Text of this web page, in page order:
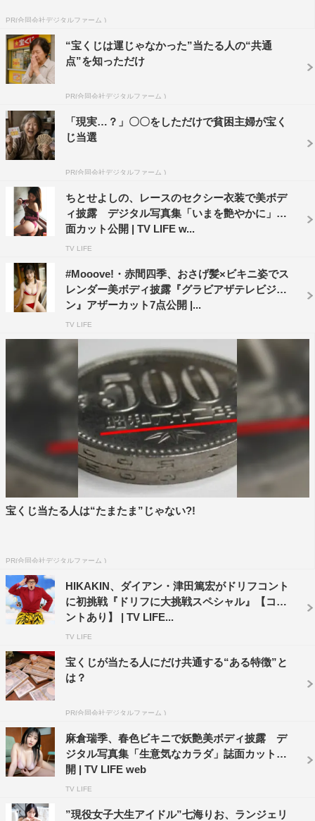
PR(合同会社デジタルファーム )
“宝くじは運じゃなかった”当たる人の“共通
点”を知っただけ
PR(合同会社デジタルファーム )
「現実…？」〇〇をしただけで貧困主婦が宝く
じ当選
PR(合同会社デジタルファーム )
ちとせよしの、レースのセクシー衣装で美ボデ
ィ披露 デジタル写真集「いまを艶やかに」誌
面カット公開 | TV LIFE w...
TV LIFE
#Mooove!・赤間四季、おさげ髪×ビキニ姿でス
レンダー美ボディ披露『グラビアザテレビジョ
ン』アザーカット7点公開 |...
TV LIFE
宝くじ当たる人は“たまたま”じゃない?!
PR(合同会社デジタルファーム )
HIKAKIN、ダイアン・津田篤宏がドリフコント
に初挑戦『ドリフに大挑戦スペシャル』【コメ
ントあり】 | TV LIFE...
TV LIFE
宝くじが当たる人にだけ共通する“ある特徴”と
は？
PR(合同会社デジタルファーム )
麻倉瑞季、春色ビキニで妖艶美ボディ披露 デ
ジタル写真集「生意気なカラダ」誌面カット公
開 | TV LIFE web
TV LIFE
”現役女子大生アイドル”七海りお、ランジェリ